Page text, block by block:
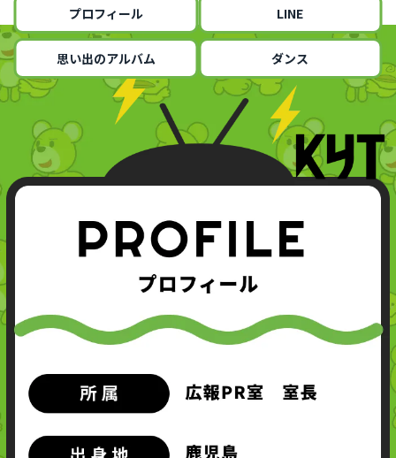
プロフィール LINE
思い出のアルバム ダンス